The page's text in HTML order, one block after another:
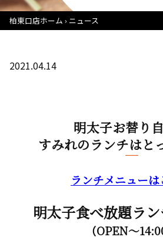
柏東口店ホーム ニュース
2021.04.14
明太子お替り
すみれのランチはと
ランチメニューは
明太子食べ放題ラ
（OPEN～